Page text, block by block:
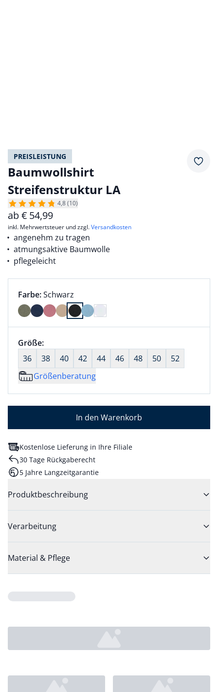
PREISLEISTUNG
Baumwollshirt
Streifenstruktur LA
4,8 (10)
ab€ 54,99
inkl. Mehrwertsteuer und zzgl.Versandkosten
angenehm zu tragen
atmungsaktive Baumwolle
pflegeleicht
Farbauswahl:
Farbe:aktuell ausgewählt:
Schwarz
Farbe Schwarz ausgewählt
Größenauswahl:
Größe:nichts ausgewählt
36
38 40 42 44 46 48 50
52
Größenberatung
In den Warenkorb
Kostenlose Lieferung in Ihre Filiale
30 Tage Rückgaberecht
5 Jahre Langzeitgarantie
Produktbeschreibung
Verarbeitung
Material & Pflege